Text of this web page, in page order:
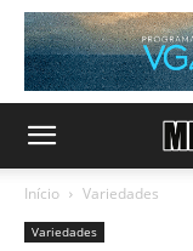
Início Variedades
Variedades